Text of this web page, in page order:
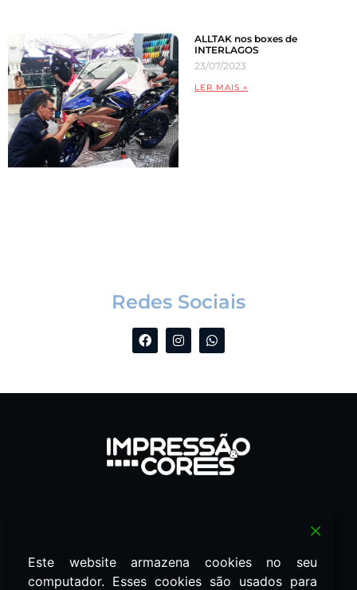
ALLTAK nos boxes de
INTERLAGOS
23/07/2023
LER MAIS »
Redes Sociais
Este website armazena cookies no seu
computador. Esses cookies são usados ​​para